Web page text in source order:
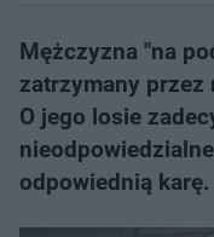
Mężczyzna "na
zatrzymany
O jego losie
odpowiednią karę.